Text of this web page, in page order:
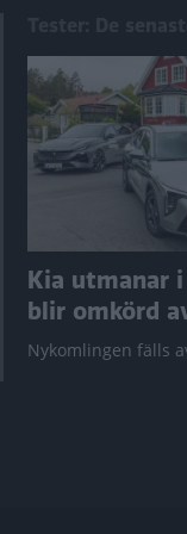
Kia utmanar i
blir omkörd
Nykomlingen fälls